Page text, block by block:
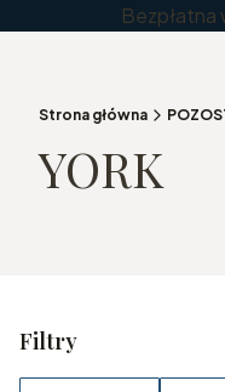
Bezpłatna
Strona główna
YORK
Filtry